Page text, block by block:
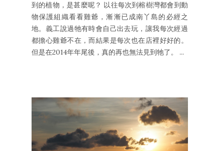
到的植物，是甚麼呢？ 以往每次到榕樹灣都會到動
物保護組織看看雞爺，漸漸已成南丫島的必經之
地。義工說過牠有時會自己出去玩，讓我每次經過
都擔心雞爺不在，而結果是每次也在店裡好好的。
但是在2014年年尾後，真的再也無法見到牠了。 ...